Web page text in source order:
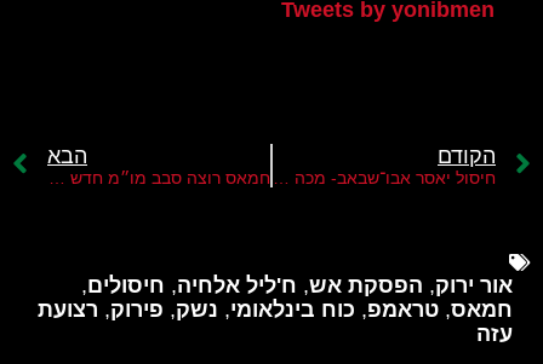
Tweets by yonibmen
הקודם הבא
אור ירוק, הפסקת אש, ח'ליל אלחיה, חיסולים,
חמאס, טראמפ, כוח בינלאומי, נשק, פירוק, רצועת
עזה